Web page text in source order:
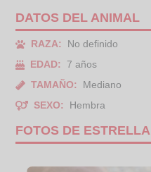
DATOS DEL ANIMAL
RAZA:
No definido
EDAD:
7 años
TAMAÑO:
Mediano
SEXO:
Hembra
FOTOS DE ESTRELLA